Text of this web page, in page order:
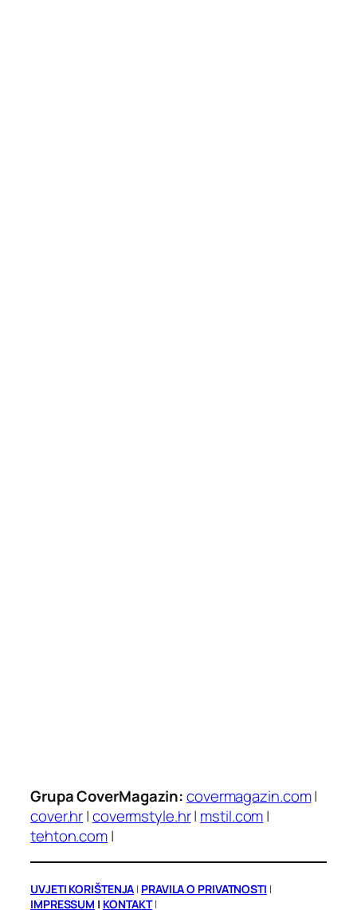
Grupa CoverMagazin:covermagazin.com|
cover.hr|covermstyle.hr| mstil.com|
tehton.com|
UVJETI KORIŠTENJA | PRAVILA O PRIVATNOSTI |
IMPRESSUM | KONTAKT|